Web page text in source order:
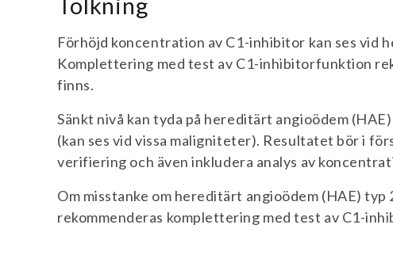
Tolkning
Förhöjd koncentration av C1-inhibitor kan ses vid
Komplettering med test av C1-inhibitorfunktion
finns.
Sänkt nivå kan tyda på hereditärt angioödem
(kan ses vid vissa maligniteter). Resultatet bör i
verifiering och även inkludera analys av
Om misstanke om hereditärt angioödem (HAE) typ
rekommenderas komplettering med test av C1-